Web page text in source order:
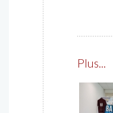
Plus...